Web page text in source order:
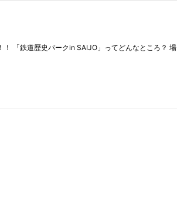
「鉄道歴史パークin SAIJO」ってどんなところ？ 場